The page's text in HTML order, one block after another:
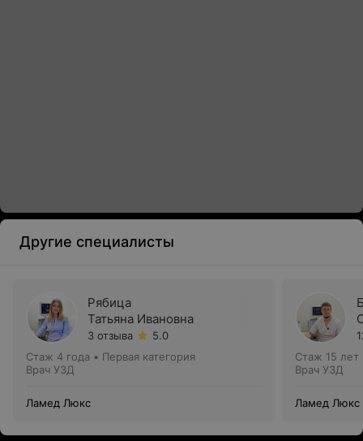
Другие специалисты
Рябица
Татьяна Ивановна
3 отзыва
5.0
Стаж 4 года • Первая категория
Врач УЗД
Ламед Люкс
Стаж 15 лет
Врач УЗД
Ламед Люкс